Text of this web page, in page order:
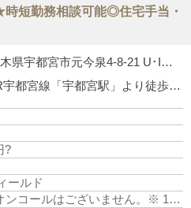
短勤務相談可能◎住宅手当・
栃木県宇都宮市元今泉4-8-21 U･Iビル301室
JR宇都宮線「宇都宮駅」より徒歩8分
?
ールド
コールはございません。 ※ 17時までの時短勤務は応相談（幼少の子供を養育している方）